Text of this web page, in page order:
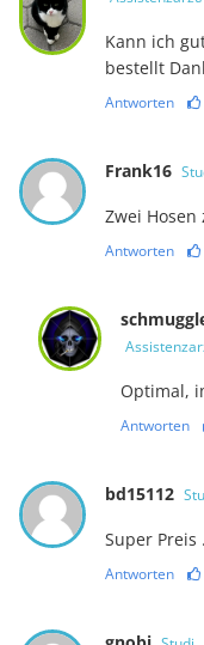
Kann ich
bestellt
Antworten
Frank16
Zwei
Antworten
Optimal,
Antworten
bd15112
Super Preis
Antworten